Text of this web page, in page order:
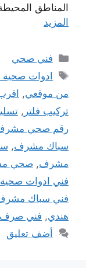
المناطق
المزيد
التصنيفات
فني صحي
الوسوم
ادوات
من موقعي,
تركيب فلتر ,
رقم صحي
سباك مشرف,
مشرف, صحي
فني ادوات صحية
فني سباك
هندي, فني
أضف تعليق